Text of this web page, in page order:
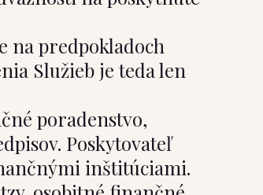
na predpokladoch
Služieb je teda len
poradenstvo,
Poskytovateľ
inštitúciami.